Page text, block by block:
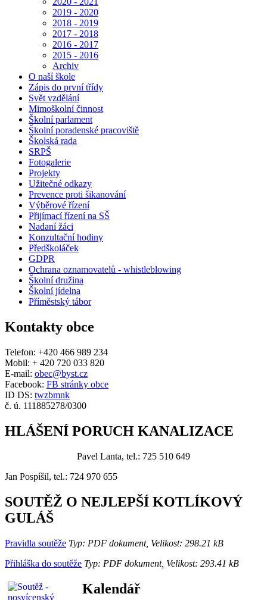
2019 - 2020
2018 - 2019
2017 - 2018
2016 - 2017
2015 - 2016
Archiv
O naší škole
Zápis do první třídy
Svět vzdělání
Mimoškolní činnost
Školní parlament
Školní poradenské pracoviště
Školská rada
SRPŠ
Fotogalerie
Projekty
Užitečné odkazy
Prevence proti šikanování
Výběrové řízení
Přijímací řízení na SŠ
Nadaní žáci
Konzultační hodiny
Předškoláček
GDPR
Ochrana oznamovatelů - whistleblowing
Školní družina
Školní jídelna
Příměstský tábor
Kontakty obce
Telefon: +420 466 989 234
Mobil: + 420 720 033 820
E-mail: obec@byst.cz
Facebook: FB stránky obce
ID DS: twzbmnk
č. ú. 111885278/0300
HLÁŠENÍ PORUCH KANALIZACE
Pavel Lanta, tel.: 725 510 649
Jan Pospíšil, tel.: 724 970 655
SOUTĚŽ O NEJLEPŠÍ KOTLÍKOVÝ
GULÁŠ
Pravidla soutěže Typ: PDF dokument, Velikost: 298.21 kB
Přihláška do soutěže Typ: PDF dokument, Velikost: 293.41 kB
Kalendář